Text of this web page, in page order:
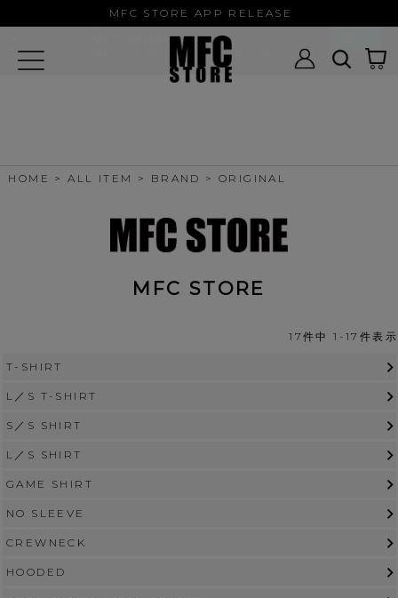
MFC STORE APP RELEASE
HOME ALL ITEM BRAND ORIGINAL
MFC STORE
17 件中 1 - 17 件表示
T-SHIRT
L／S T-SHIRT
S／S SHIRT
L／S SHIRT
GAME SHIRT
NO SLEEVE
CREWNECK
HOODED
MFC STORE
MFC STORE/EXAMPLE 公式アプリ -
Google Play